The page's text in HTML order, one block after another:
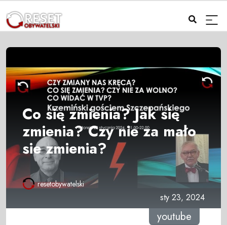
Co się zmienia? Jak się
zmienia? Czy nie za mało
sie zmienia?
resetobywatelski
sty 23, 2024
youtube